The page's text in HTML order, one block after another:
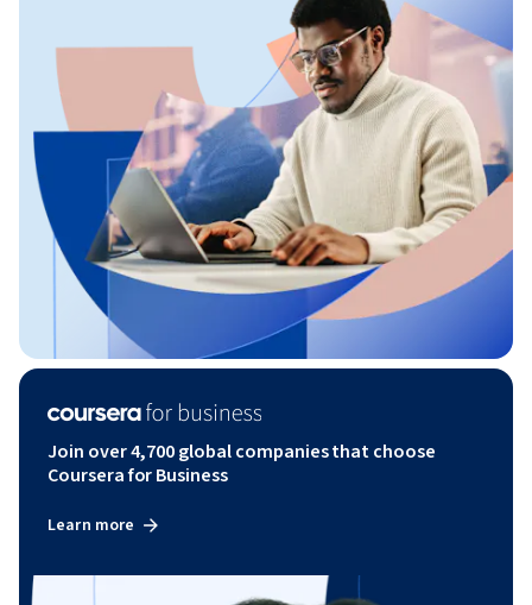
Join over 4,700 global companies that choose
Coursera for Business
Learn more